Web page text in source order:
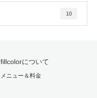
10
fillcolorについて
メニュー＆料金